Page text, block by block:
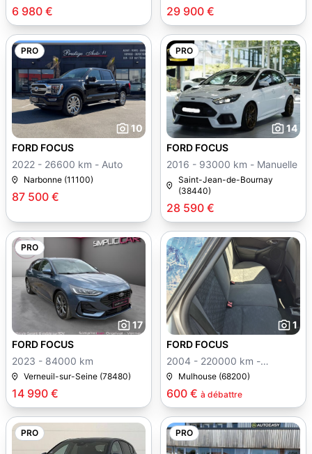
6 980 € 29 900 €
PRO
10
87 500 €
FORD FOCUS
2022 - 26600 km - Auto
Narbonne (11100)
PRO
14
28 590 €
FORD FOCUS
2016 - 93000 km - Manuelle
Saint-Jean-de-Bournay
(38440)
PRO
17
14 990 €
FORD FOCUS
2023 - 84000 km
Verneuil-sur-Seine (78480)
1
600 € à débattre
FORD FOCUS
2004 - 220000 km -
Manuelle
Mulhouse (68200)
PRO PRO